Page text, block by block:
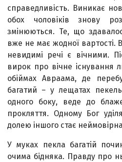
справедливість. Виникає
обох чоловіків знову
змінюються. Те, що
вже не має жодної вартості.
невидимі речі є вічними.
вирок про вічне існування
обіймах Авраама, де
багатий – у лещатах
одного боку, веде до
прокляття. Одному Бог
долею іншого стає
У муках пекла багатій
очима бідняка. Правду про